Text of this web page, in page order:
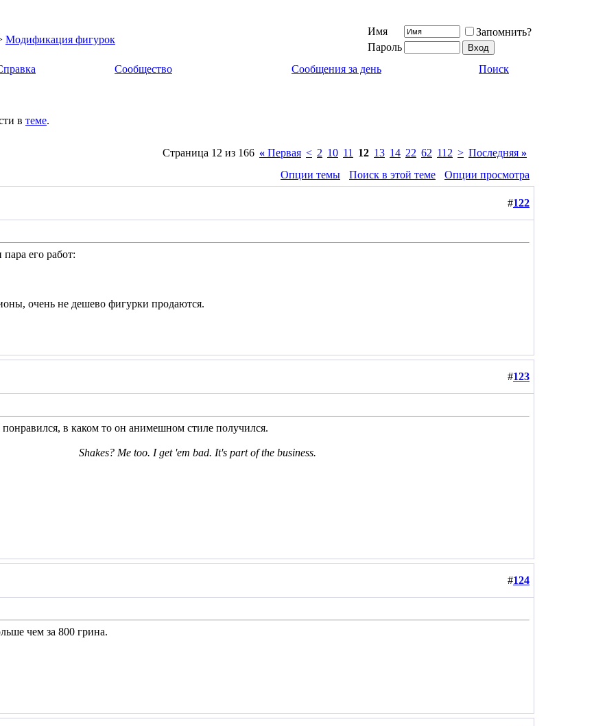
Модификация фигурок
Имя
Запомнить?
Пароль
Сообщество Сообщения за день Поиск
в теме.
Страница 12 из 166 « Первая < 2 10 11 12 13 14 22 62 112 > Последняя »
Опции темы
Поиск в этой теме
Опции просмотра
#122
пара его работ:
очень не дешево фигурки продаются.
#123
в каком то он анимешном стиле получился.
Shakes? Me too. I get 'em bad. It's part of the business.
#124
чем за 800 грина.